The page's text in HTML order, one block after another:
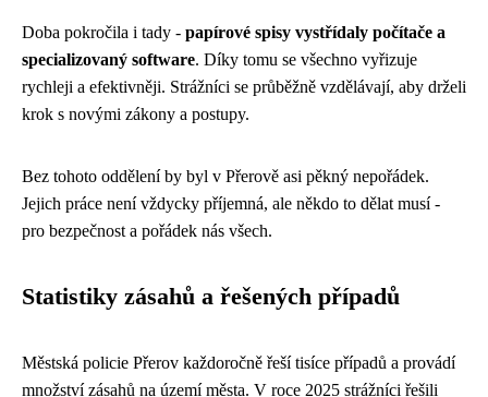
Doba pokročila i tady - papírové spisy vystřídaly počítače a
specializovaný software. Díky tomu se všechno vyřizuje
rychleji a efektivněji. Strážníci se průběžně vzdělávají, aby drželi
krok s novými zákony a postupy.
Bez tohoto oddělení by byl v Přerově asi pěkný nepořádek.
Jejich práce není vždycky příjemná, ale někdo to dělat musí -
pro bezpečnost a pořádek nás všech.
Statistiky zásahů a řešených případů
Městská policie Přerov každoročně řeší tisíce případů a provádí
množství zásahů na území města. V roce 2025 strážníci řešili